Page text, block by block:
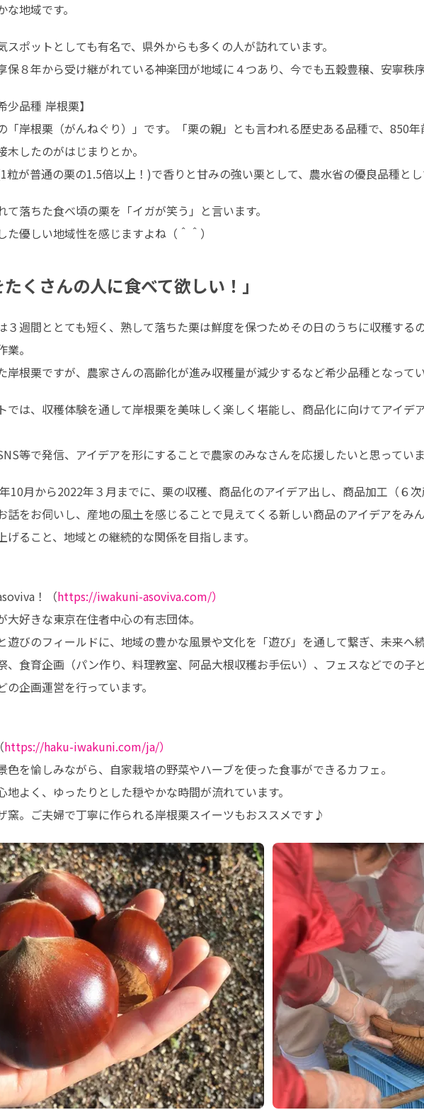
地域です。
スポットとしても有名で、県外からも多くの人が訪れています。
保８年から受け継がれている神楽団が地域に４つあり、今でも五穀豊穣、安寧秩
少品種 岸根栗】
「岸根栗（がんねぐり）」です。「栗の親」とも言われる歴史ある品種で、850
木したのがはじまりとか。
粒が普通の栗の1.5倍以上！)で香りと甘みの強い栗として、農水省の優良品種と
て落ちた食べ頃の栗を「イガが笑う」と言います。
た優しい地域性を感じますよね（＾＾）
たくさんの人に食べて欲しい！」
３週間ととても短く、熟して落ちた栗は鮮度を保つためその日のうちに収穫する
。
岸根栗ですが、農家さんの高齢化が進み収穫量が減少するなど希少品種となってい
では、収穫体験を通して岸根栗を美味しく楽しく堪能し、商品化に向けてアイデ
等で発信、アイデアを形にすることで農家のみなさんを応援したいと思ってい
10月から2022年３月までに、栗の収穫、商品化のアイデア出し、商品加工（６
話をお伺いし、産地の風土を感じることで見えてくる新しい商品のアイデアをみん
げること、地域との継続的な関係を目指します。
！（https://iwakuni-asoviva.com/）
大好きな東京在住者中心の有志団体。
遊びのフィールドに、地域の豊かな風景や文化を「遊び」を通して繋ぎ、未来へ
、食育企画（パン作り、料理教室、阿品大根収穫お手伝い）、フェスなどでの子
の企画運営を行っています。
https://haku-iwakuni.com/ja/）
色を愉しみながら、自家栽培の野菜やハーブを使った食事ができるカフェ。
地よく、ゆったりとした穏やかな時間が流れています。
窯。ご夫婦で丁寧に作られる岸根栗スイーツもおススメです♪